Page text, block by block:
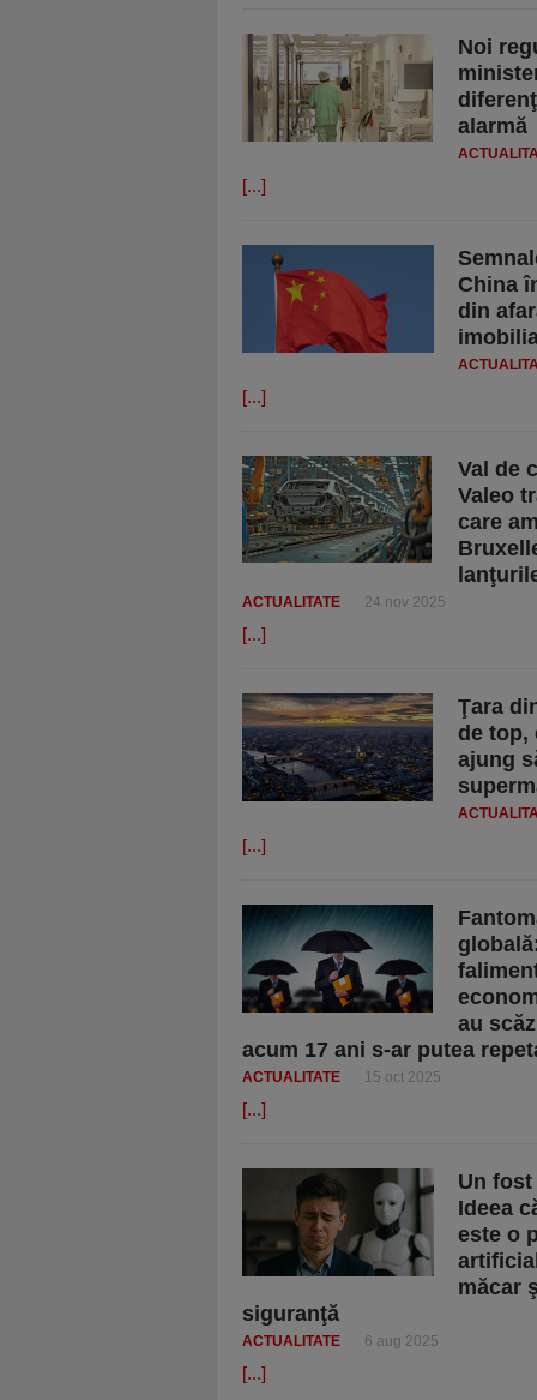
Noi
alarmă
[...]
China
din
[...]
Val de
Valeo
care
ACTUALITATE 24 nov 2025
[...]
Ţara
de top,
ajung
[...]
au
acum 17 ani s-ar putea
ACTUALITATE 15 oct 2025
[...]
Un
Ideea
este o
măcar
siguranţă
ACTUALITATE 6 aug 2025
[...]